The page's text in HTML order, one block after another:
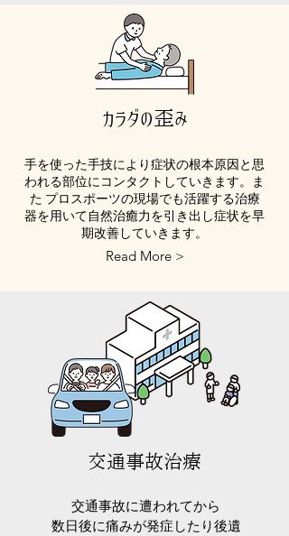
​カラダの歪み
手を使った手技により症状の根本原因と思
われる部位にコンタクトしていきます。ま
た プロスポーツの現場でも活躍する治療
器を用いて自然治癒力を引き出し症状を早
期改善していきます。
Read More >
​交通事故治療
交通事故に遭われてから
​数日後に痛みが発症したり後遺